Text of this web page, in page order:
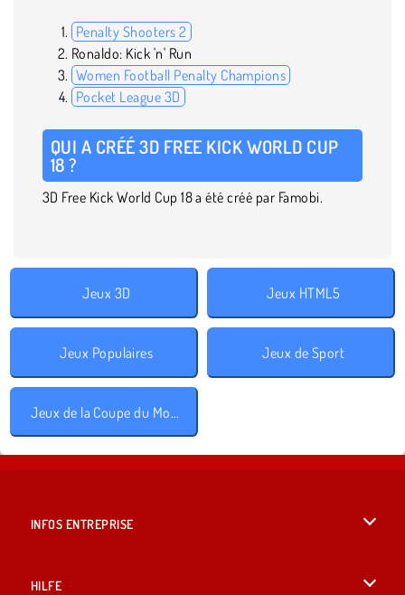
Penalty Shooters 2
Ronaldo: Kick 'n' Run
Women Football Penalty Champions
Pocket League 3D
QUI A CRÉÉ 3D FREE KICK WORLD CUP
18 ?
3D Free Kick World Cup 18 a été créé par Famobi.
Jeux 3D Jeux HTML5
Jeux Populaires Jeux de Sport
Jeux de la Coupe du Monde de football
INFOS ENTREPRISE
HILFE